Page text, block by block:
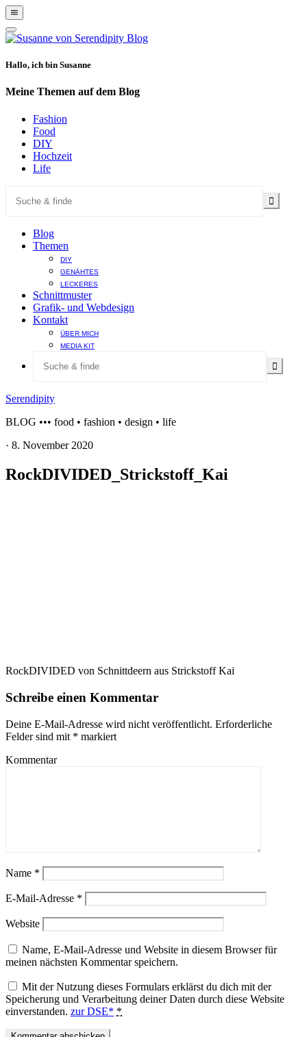
Show
Offscreen
Content
Hide
Offscreen
Hallo, ich bin Susanne
Meine Themen auf dem Blog
Fashion
Food
DIY
Hochzeit
Life
Blog
Themen
DIY
GENÄHTES
LECKERES
Schnittmuster
Grafik- und Webdesign
Kontakt
ÜBER MICH
MEDIA KIT
Serendipity
BLOG ••• food • fashion • design • life
· 8. November 2020
RockDIVIDED_Strickstoff_Kai
RockDIVIDED von Schnittdeern aus Strickstoff Kai
Schreibe einen Kommentar
Deine E-Mail-Adresse wird nicht veröffentlicht. Erforderliche
Felder sind mit * markiert
Kommentar
Name *
E-Mail-Adresse *
Website
Name, E-Mail-Adresse und Website in diesem Browser für
meinen nächsten Kommentar speichern.
Mit der Nutzung dieses Formulars erklärst du dich mit der
Speicherung und Verarbeitung deiner Daten durch diese Website
einverstanden. zur DSE* *